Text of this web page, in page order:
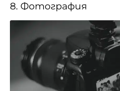
8. Фотография